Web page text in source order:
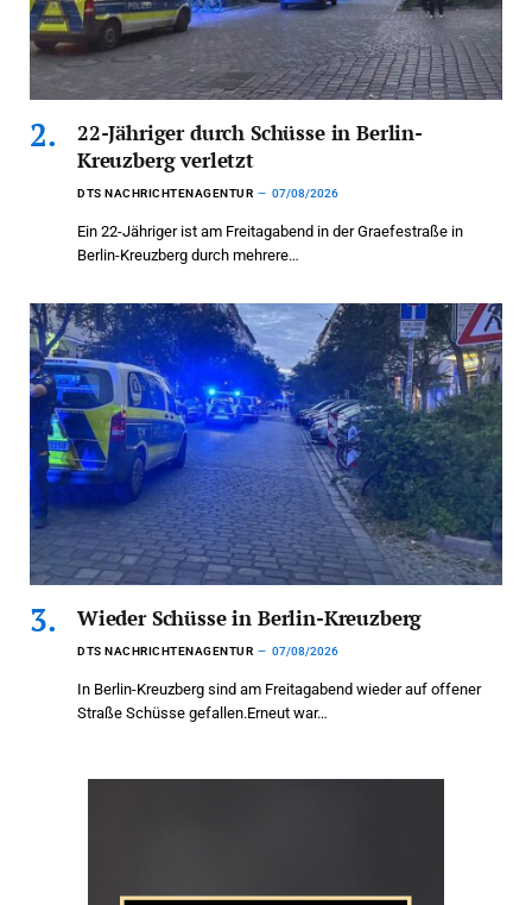
22-Jähriger durch Schüsse in Berlin-
Kreuzberg verletzt
DTS NACHRICHTENAGENTUR 07/08/2026
Ein 22-Jähriger ist am Freitagabend in der Graefestraße in
Berlin-Kreuzberg durch mehrere…
Wieder Schüsse in Berlin-Kreuzberg
DTS NACHRICHTENAGENTUR 07/08/2026
In Berlin-Kreuzberg sind am Freitagabend wieder auf offener
Straße Schüsse gefallen.Erneut war…